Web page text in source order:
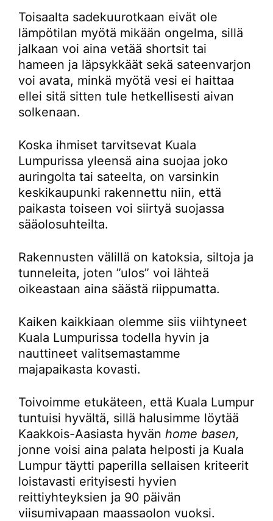
Toisaalta sadekuurotkaan eivät ole
lämpötilan myötä mikään ongelma, sillä
jalkaan voi aina vetää shortsit tai
hameen ja läpsykkäät sekä sateenvarjon
voi avata, minkä myötä vesi ei haittaa
ellei sitä sitten tule hetkellisesti aivan
solkenaan.
Koska ihmiset tarvitsevat Kuala
Lumpurissa yleensä aina suojaa joko
auringolta tai sateelta, on varsinkin
keskikaupunki rakennettu niin, että
paikasta toiseen voi siirtyä suojassa
sääolosuhteilta.
Rakennusten välillä on katoksia, siltoja ja
tunneleita, joten ”ulos” voi lähteä
oikeastaan aina säästä riippumatta.
Kaiken kaikkiaan olemme siis viihtyneet
Kuala Lumpurissa todella hyvin ja
nauttineet valitsemastamme
majapaikasta kovasti.
Toivoimme etukäteen, että Kuala Lumpur
tuntuisi hyvältä, sillä halusimme löytää
Kaakkois-Aasiasta hyvän home basen,
jonne voisi aina palata helposti ja Kuala
Lumpur täytti paperilla sellaisen kriteerit
loistavasti erityisesti hyvien
reittiyhteyksien ja 90 päivän
viisumivapaan maassaolon vuoksi.